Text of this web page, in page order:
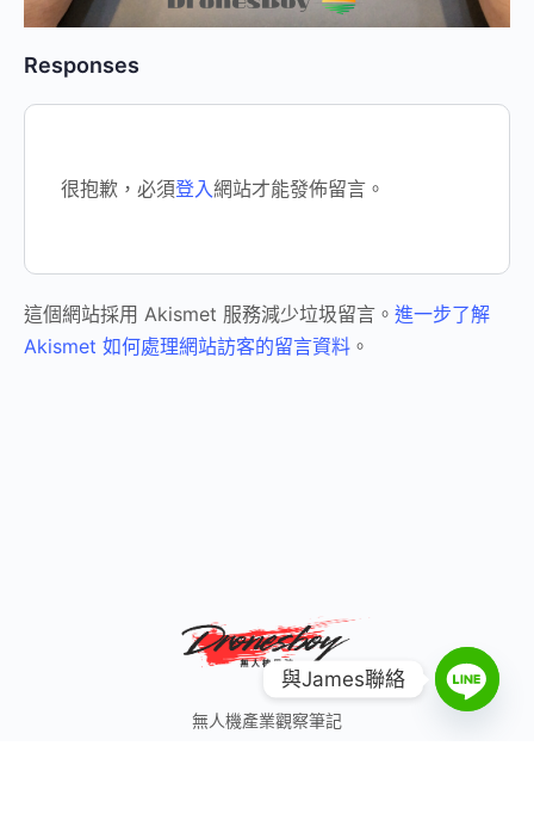
Responses
很抱歉，必須登入網站才能發佈留言。
這個網站採用 Akismet 服務減少垃圾留言。 進一步了解
Akismet 如何處理網站訪客的留言資料 。
無人機產業觀察筆記
與James聯絡